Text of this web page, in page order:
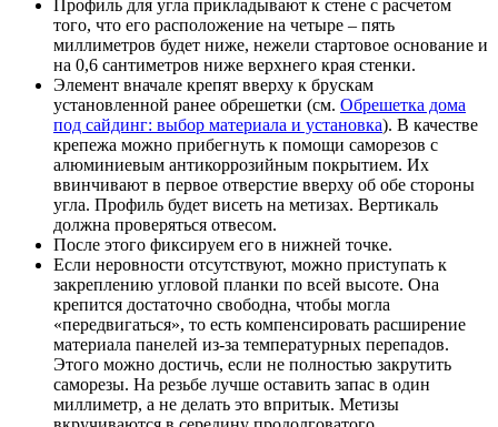
Профиль для угла прикладывают к стене с расчетом
того, что его расположение на четыре – пять
миллиметров будет ниже, нежели стартовое основание и
на 0,6 сантиметров ниже верхнего края стенки.
Элемент вначале крепят вверху к брускам
установленной ранее обрешетки (см. Обрешетка дома
под сайдинг: выбор материала и установка). В качестве
крепежа можно прибегнуть к помощи саморезов с
алюминиевым антикоррозийным покрытием. Их
ввинчивают в первое отверстие вверху об обе стороны
угла. Профиль будет висеть на метизах. Вертикаль
должна проверяться отвесом.
После этого фиксируем его в нижней точке.
Если неровности отсутствуют, можно приступать к
закреплению угловой планки по всей высоте. Она
крепится достаточно свободна, чтобы могла
«передвигаться», то есть компенсировать расширение
материала панелей из-за температурных перепадов.
Этого можно достичь, если не полностью закрутить
саморезы. На резьбе лучше оставить запас в один
миллиметр, а не делать это впритык. Метизы